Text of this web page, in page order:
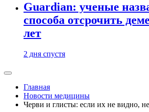
Guardian: ученые
способа отсрочить
лет
2 дня спустя
Главная
Новости медицины
Черви и глисты: если их не видно,